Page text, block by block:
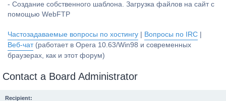
- Создание собственного шаблона. Загрузка файлов на сайт с
помощью WebFTP
Частозадаваемые вопросы по хостингу Вопросы по IRC
Веб-чат(работает в Opera 10.63/Win98 и современных
браузерах, как и этот форум)
Contact a Board Administrator
Recipient: